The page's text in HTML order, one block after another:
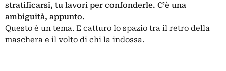
stratificarsi, tu lavori per confonderle. C’è una
ambiguità, appunto.
Questo è un tema. E catturo lo spazio tra il retro della
maschera e il volto di chi la indossa.